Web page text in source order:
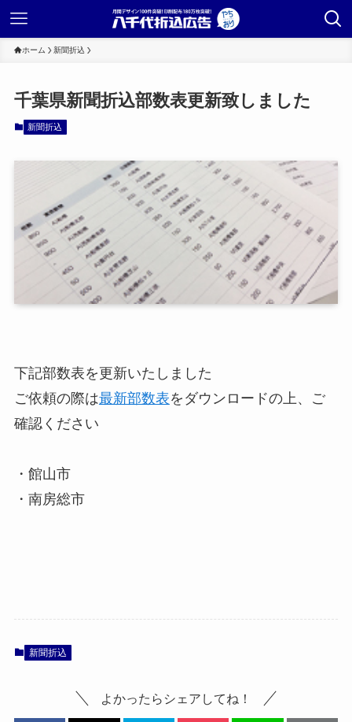
ホーム 新聞折込
千葉県新聞折込部数表更新致しました
新聞折込
下記部数表を更新いたしました
ご依頼の際は最新部数表をダウンロードの上、ご
確認ください
・館山市
・南房総市
新聞折込
よかったらシェアしてね！